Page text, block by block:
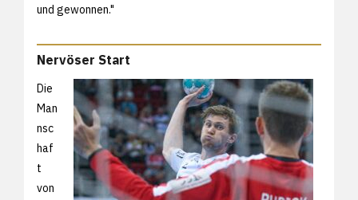
und gewonnen."
Nervöser Start
Die
Man
nsc
haf
t
von